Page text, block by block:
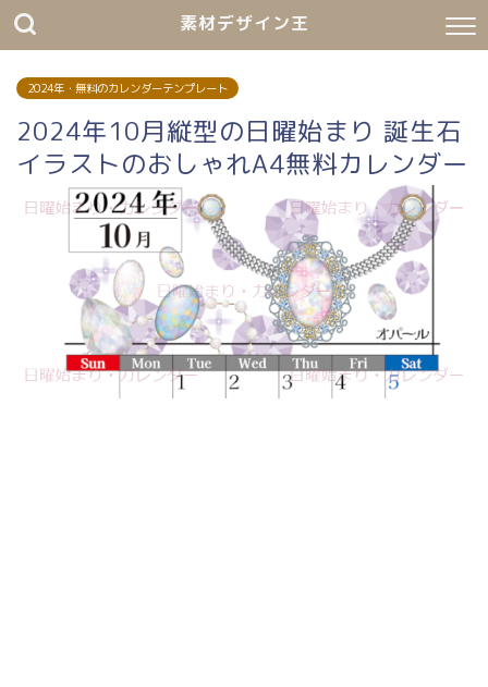
素材デザイン王
2024年・無料のカレンダーテンプレート
2024年10月縦型の日曜始まり 誕生石
イラストのおしゃれA4無料カレンダー